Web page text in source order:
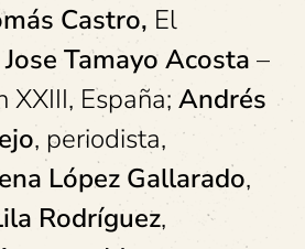
Castro, El
Jose Tamayo Acosta –
XXIII, España; Andrés
, periodista,
López Gallarado,
Rodríguez,